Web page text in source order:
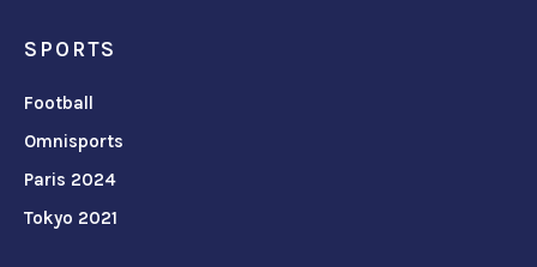
SPORTS
Football
Omnisports
Paris 2024
Tokyo 2021